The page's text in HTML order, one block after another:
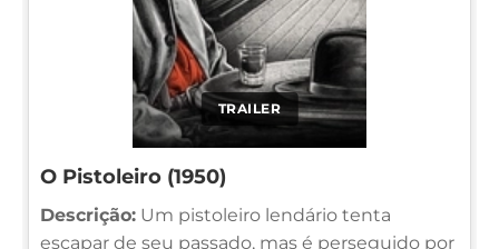
TRAILER
O Pistoleiro (1950)
Descrição: Um pistoleiro lendário tenta
escapar de seu passado, mas é perseguido por